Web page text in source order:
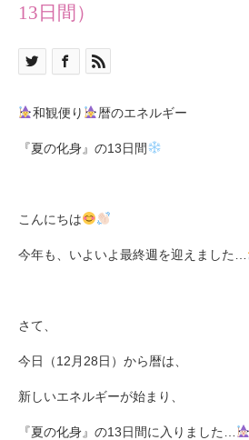
13日間）
和観便り 暦のエネルギー
『夏の化身』の13日間
こんにちは
今年も、いよいよ最終週を迎えました
さて、
今日（12 月 28日）から暦は、
新しいエネルギーが始まり、
『夏の化身』の13日間に入りました